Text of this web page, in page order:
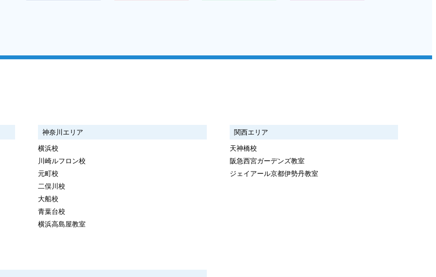
神奈川エリア
横浜校
川崎ルフロン校
元町校
二俣川校
大船校
青葉台校
横浜高島屋教室
関西エリア
天神橋校
阪急西宮ガーデンズ教室
ジェイアール京都伊勢丹教室